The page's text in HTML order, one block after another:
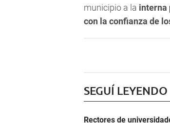
municipio a la
con la confianza de
SEGUÍ LEYENDO
Rectores de